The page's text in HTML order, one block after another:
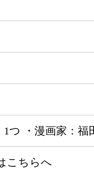
つ ・漫画家：福
こちらへ